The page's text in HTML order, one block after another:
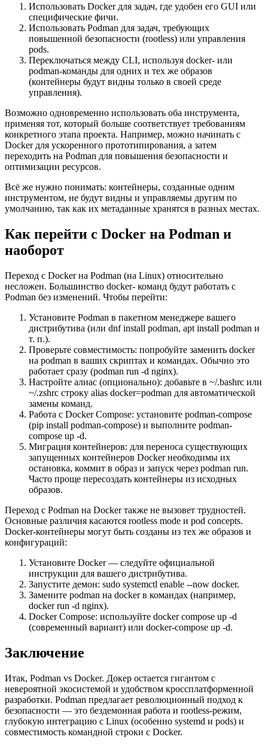
Использовать Docker для задач, где удобен его GUI или
специфические фичи.
Использовать Podman для задач, требующих
повышенной безопасности (rootless) или управления
pods.
Переключаться между CLI, используя docker- или
podman-команды для одних и тех же образов
(контейнеры будут видны только в своей среде
управления).
Возможно одновременно использовать оба инструмента,
применяя тот, который больше соответствует требованиям
конкретного этапа проекта. Например, можно начинать с
Docker для ускоренного прототипирования, а затем
переходить на Podman для повышения безопасности и
оптимизации ресурсов.
Всё же нужно понимать: контейнеры, созданные одним
инструментом, не будут видны и управляемы другим по
умолчанию, так как их метаданные хранятся в разных местах.
Как перейти с Docker на Podman и
наоборот
Переход с Docker на Podman (на Linux) относительно
несложен. Большинство docker- команд будут работать с
Podman без изменений. Чтобы перейти:
Установите Podman в пакетном менеджере вашего
дистрибутива (или dnf install podman, apt install podman и
т. п.).
Проверьте совместимость: попробуйте заменить docker
на podman в ваших скриптах и командах. Обычно это
работает сразу (podman run -d nginx).
Настройте алиас (опционально): добавьте в ~/.bashrc или
~/.zshrc строку alias docker=podman для автоматической
замены команд.
Работа с Docker Compose: установите podman-compose
(pip install podman-compose) и выполните podman-
compose up -d.
Миграция контейнеров: для переноса существующих
запущенных контейнеров Docker необходимы их
остановка, коммит в образ и запуск через podman run.
Часто проще пересоздать контейнеры из исходных
образов.
Переход с Podman на Docker также не вызовет трудностей.
Основные различия касаются rootless mode и pod concepts.
Docker-контейнеры могут быть созданы из тех же образов и
конфигураций:
Установите Docker — следуйте официальной
инструкции для вашего дистрибутива.
Запустите демон: sudo systemctl enable --now docker.
Замените podman на dockerв командах (например,
docker run -d nginx).
Docker Compose: используйте docker compose up -d
(современный вариант) или docker-compose up -d.
Заключение
Итак, Podman vs Docker. Докер остается гигантом с
невероятной экосистемой и удобством кроссплатформенной
разработки. Podman предлагает революционный подход к
безопасности — это бездемонная работа и rootless-режим,
глубокую интеграцию с Linux (особенно systemd и pods) и
совместимость командной строки с Docker.